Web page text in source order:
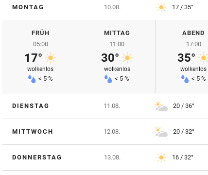
MONTAG 10.08. 17 / 35°
FRÜH
05:00
17°
wolkenlos
< 5 %
MITTAG
11:00
30°
wolkenlos
< 5 %
ABEND
17:00
35°
wolkenlos
< 5 %
DIENSTAG 11.08. 20 / 36°
MITTWOCH 12.08. 20 / 32°
DONNERSTAG 13.08. 16 / 32°